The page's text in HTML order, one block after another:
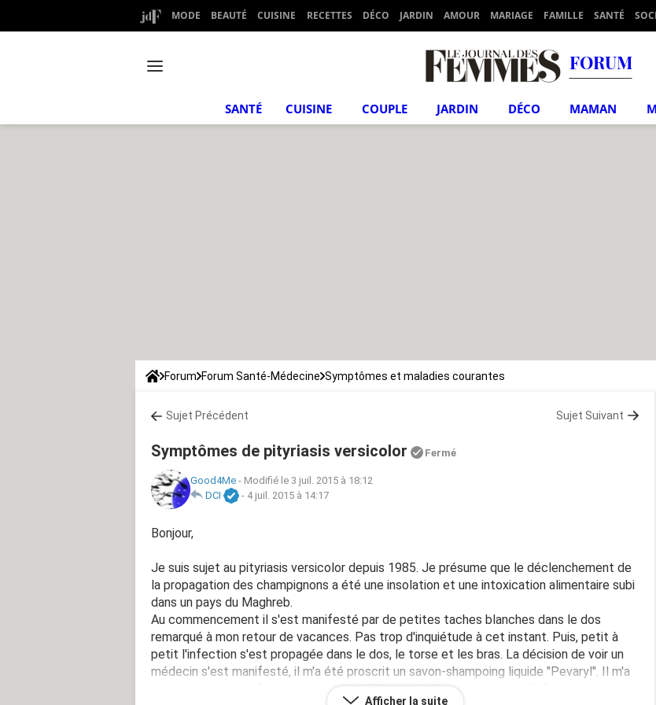
MODE BEAUTÉ CUISINE RECETTES DÉCO JARDIN AMOUR MARIAGE FAMILLE SANTÉ
FORUM
SANTÉ CUISINE COUPLE JARDIN DÉCO MAMAN
Forum Forum Santé-Médecine Symptômes et maladies courantes
Sujet Précédent Sujet Suivant
Symptômes de pityriasis versicolor Fermé
Good4Me - Modifié le 3 juil. 2015 à 18:12
DCI
- 4 juil. 2015 à 14:17
Bonjour,
Je suis sujet au pityriasis versicolor depuis 1985. Je présume que le déclenchement de
la propagation des champignons a été une insolation et une intoxication alimentaire subi
dans un pays du Maghreb.
Au commencement il s'est manifesté par de petites taches blanches dans le dos
remarqué à mon retour de vacances. Pas trop d'inquiétude à cet instant. Puis, petit à
petit l'infection s'est propagée dans le dos, le torse et les bras. La décision de voir un
médecin s'est manifesté, il m'a été proscrit un savon-shampoing liquide "Pevaryl". Il m'a
que modestement fait disparaître les tâches, puis la progression de l'infection a
Afficher la suite